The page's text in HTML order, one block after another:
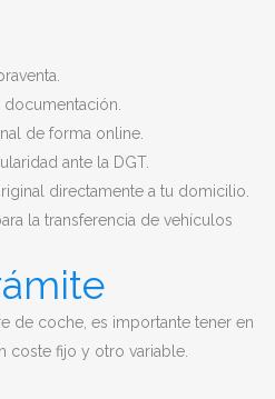
de forma online.
ante la DGT.
directamente a tu domicilio.
de coche, es importante tener en
coste fijo y otro variable.